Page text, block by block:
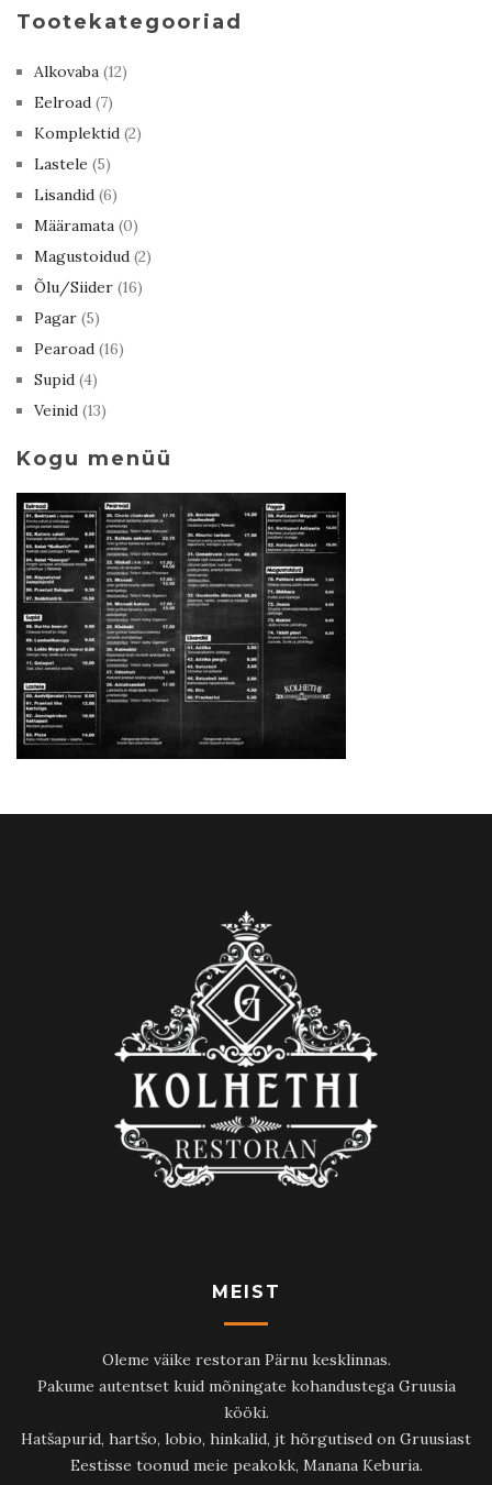
Tootekategooriad
Alkovaba (12)
Eelroad (7)
Komplektid (2)
Lastele (5)
Lisandid (6)
Määramata (0)
Magustoidud (2)
Õlu/Siider (16)
Pagar (5)
Pearoad (16)
Supid (4)
Veinid (13)
Kogu menüü
MEIST
Oleme väike restoran Pärnu kesklinnas.
Pakume autentset kuid mõningate kohandustega Gruusia
kööki.
Hatšapurid, hartšo, lobio, hinkalid, jt hõrgutised on Gruusiast
Eestisse toonud meie peakokk, Manana Keburia.